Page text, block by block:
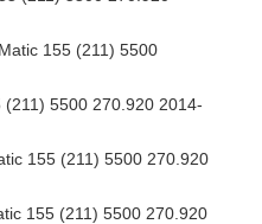
155 (211) 5500
5500 270.920 2014-
155 (211) 5500 270.920
155 (211) 5500 270.920